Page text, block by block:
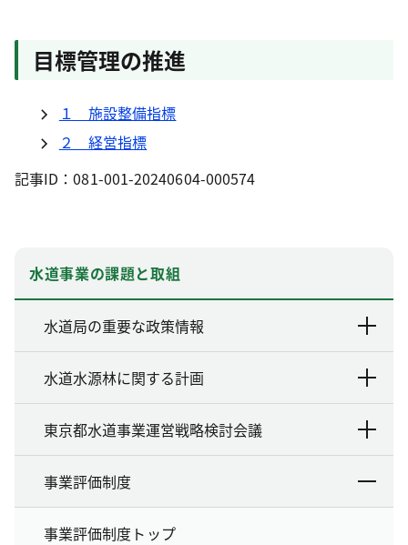
目標管理の推進
１ 施設整備指標
２ 経営指標
記事ID：081-001-20240604-000574
水道事業の課題と取組
水道局の重要な政策情報
水道水源林に関する計画
東京都水道事業運営戦略検討会議
事業評価制度
事業評価制度トップ